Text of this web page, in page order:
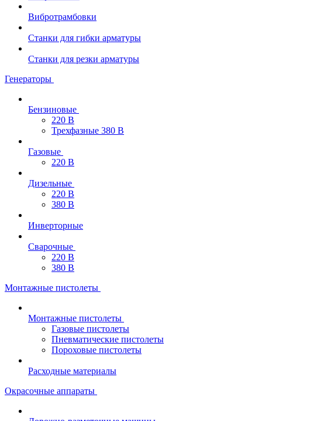
Вибротрамбовки
Станки для гибки арматуры
Станки для резки арматуры
Генераторы
Бензиновые
220 В
Трехфазные 380 В
Газовые
220 В
Дизельные
220 В
380 В
Инверторные
Сварочные
220 В
380 В
Монтажные пистолеты
Монтажные пистолеты
Газовые пистолеты
Пневматические пистолеты
Пороховые пистолеты
Расходные материалы
Окрасочные аппараты